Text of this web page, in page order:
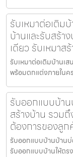
รับเหมาต่อเติม
บ้านและรับสร้า
เดียว รับเหมาส
รับเหมาต่อเติมบ้านเส
พร้อมตกแต่งภายในค
รับออกแบบบ้า
สร้างบ้าน รวม
ต้องการของลูก
รับออกแบบบ้านบ้าน
รับออกแบบบ้านให้ตร